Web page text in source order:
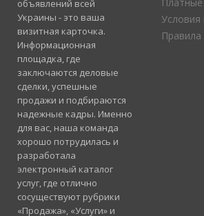
объявлений всей
Украины - это ваша
визитная карточка.
Информационная
площадка, где
заключаются деловые
сделки, успешные
продажи и подбираются
надежные кадры. Именно
для вас, наша команда
хорошо потрудилась и
разработала
электронный каталог
услуг, где отлично
сосуществуют рубрики
«Продажа», «Услуги» и
Условия
Правила